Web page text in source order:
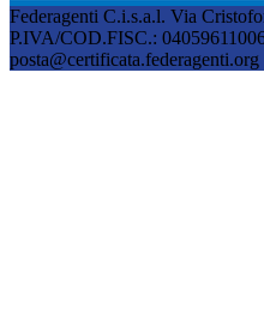
Federagenti C.i.s.a.l. Via
P.IVA/COD.FISC.:
posta@certificata.federagenti.org